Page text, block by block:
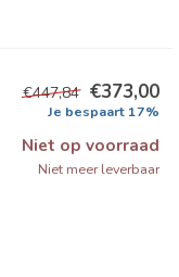
€447,84 €373,00
Je bespaart 17%
Niet op voorraad
Niet meer leverbaar